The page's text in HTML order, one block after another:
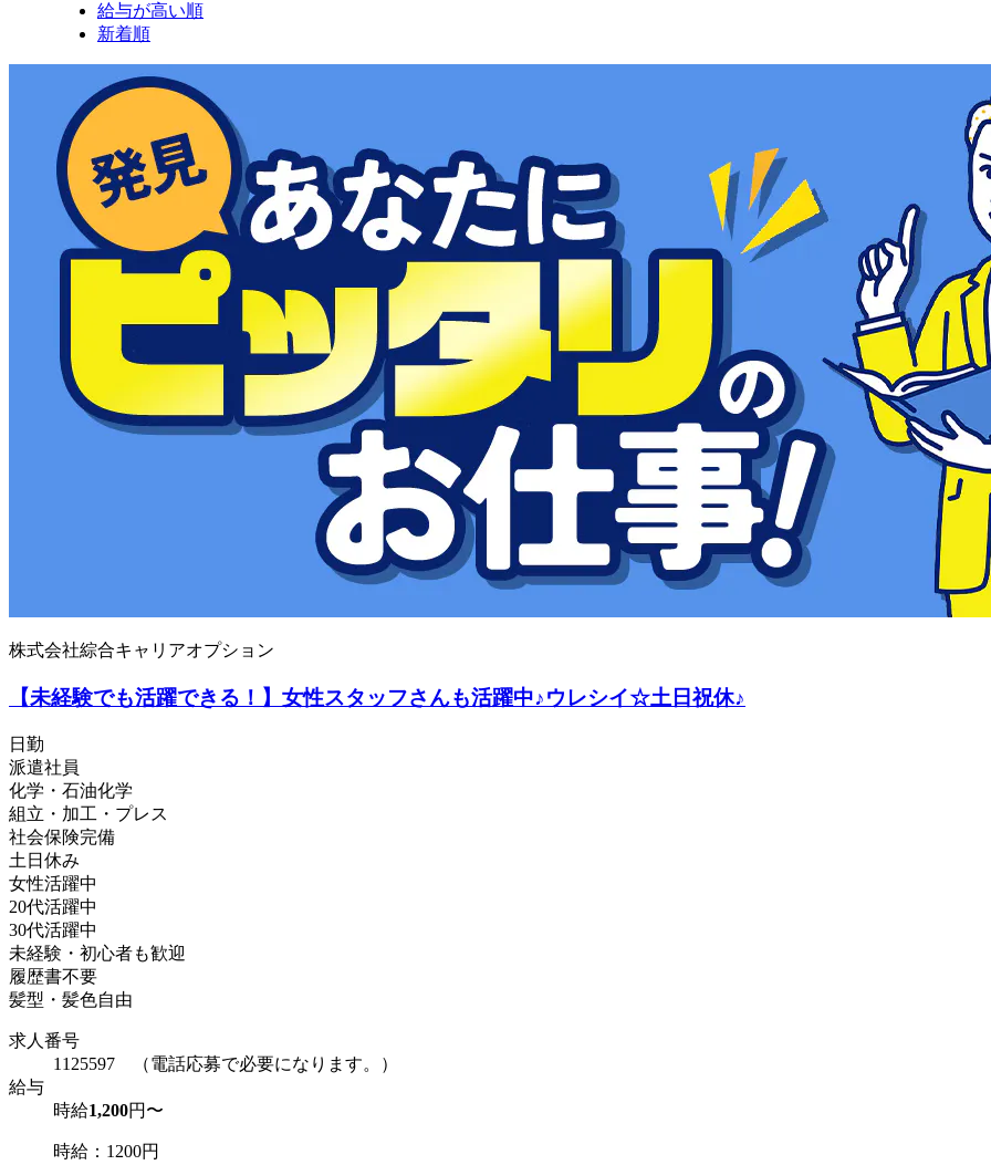
給与が高い順
新着順
株式会社綜合キャリアオプション
【未経験でも活躍できる！】女性スタッフさんも活躍中♪ウレシイ☆土日祝休♪
日勤
派遣社員
化学・石油化学
組立・加工・プレス
社会保険完備
土日休み
女性活躍中
20代活躍中
30代活躍中
未経験・初心者も歓迎
履歴書不要
髪型・髪色自由
求人番号
1125597 （電話応募で必要になります。）
給与
時給1,200円〜
時給：1200円